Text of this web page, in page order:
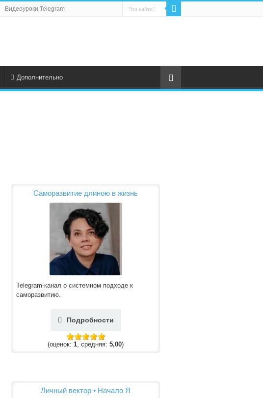
Видеоуроки Telegram
Дополнительно
Саморазвитие длиною в жизнь
Telegram-канал о системном подходе к
саморазвитию.
Подробности
(оценок: 1, средняя: 5,00)
Личный вектор • Начало Я